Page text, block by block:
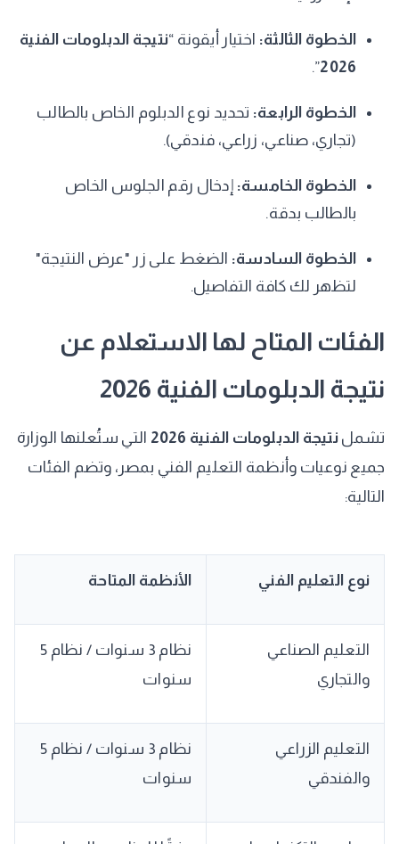
الخطوة الثالثة: اختيار أيقونة “نتيجة الدبلومات الفنية
2026
”.
الخطوة الرابعة: تحديد نوع الدبلوم الخاص بالطالب
(تجاري، صناعي، زراعي، فندقي).
الخطوة الخامسة: إدخال رقم الجلوس الخاص
بالطالب بدقة.
الخطوة السادسة: الضغط على زر "عرض النتيجة"
لتظهر لك كافة التفاصيل.
​الفئات المتاح لها الاستعلام عن
نتيجة الدبلومات الفنية 2026
​تشملنتيجة الدبلومات الفنية 2026
التي ستُعلنها الوزارة
جميع نوعيات وأنظمة التعليم الفني بمصر، وتضم الفئات
التالية:
نوع التعليم الفني الأنظمة المتاحة
التعليم الصناعي
والتجاري
نظام 3 سنوات / نظام 5
سنوات
التعليم الزراعي
والفندقي
نظام 3 سنوات / نظام 5
سنوات